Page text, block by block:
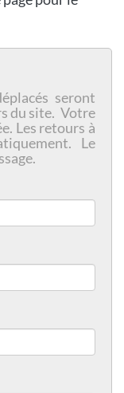
seront
du site. Votre
Les retours à
Le